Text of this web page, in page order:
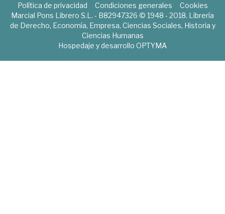
Política de privacidad Condiciones generales
Cookies
Marcial Pons Librero S.L. - B82947326 © 1948 - 2018. Librería
de Derecho, Economía, Empresa, Ciencias Sociales, Historia y
Ciencias Humanas
Hospedaje y desarrollo OPTYMA